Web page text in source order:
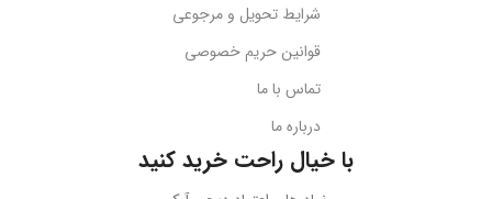
شرایط تحویل و مرجوعی
قوانین حریم خصوصی
تماس با ما
درباره ما
با خیال راحت خرید کنید